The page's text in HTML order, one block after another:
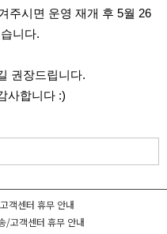
주시면 운영 재개 후 5월 26
니다.
권장드립니다.
사합니다 :)
객센터 휴무 안내
/고객센터 휴무 안내